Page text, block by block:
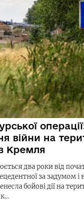
війни на
Кремля
два роки від
за задумом
бойові дії на